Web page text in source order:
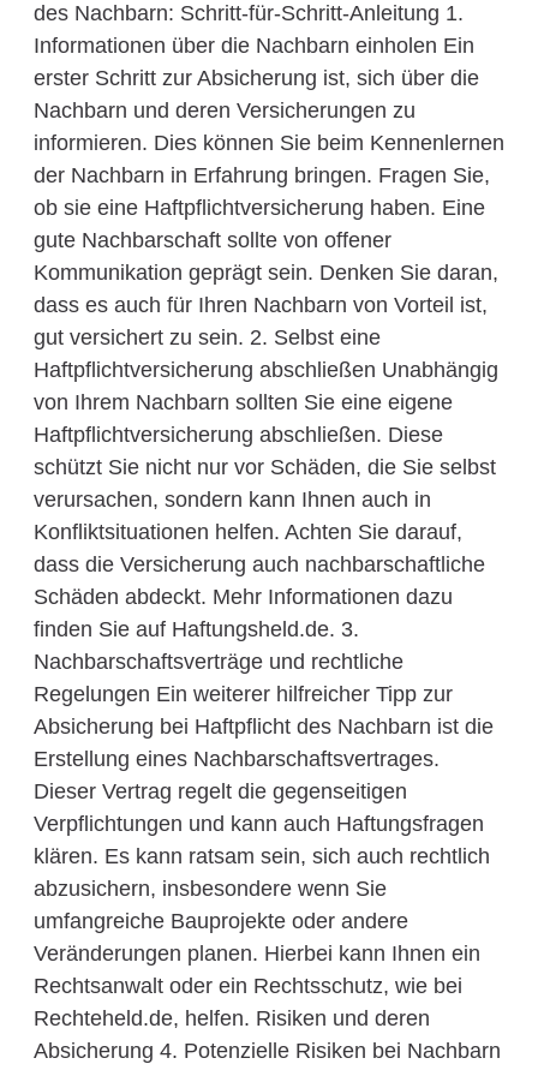
des Nachbarn: Schritt-für-Schritt-Anleitung 1.
Informationen über die Nachbarn einholen Ein
erster Schritt zur Absicherung ist, sich über die
Nachbarn und deren Versicherungen zu
informieren. Dies können Sie beim Kennenlernen
der Nachbarn in Erfahrung bringen. Fragen Sie,
ob sie eine Haftpflichtversicherung haben. Eine
gute Nachbarschaft sollte von offener
Kommunikation geprägt sein. Denken Sie daran,
dass es auch für Ihren Nachbarn von Vorteil ist,
gut versichert zu sein. 2. Selbst eine
Haftpflichtversicherung abschließen Unabhängig
von Ihrem Nachbarn sollten Sie eine eigene
Haftpflichtversicherung abschließen. Diese
schützt Sie nicht nur vor Schäden, die Sie selbst
verursachen, sondern kann Ihnen auch in
Konfliktsituationen helfen. Achten Sie darauf,
dass die Versicherung auch nachbarschaftliche
Schäden abdeckt. Mehr Informationen dazu
finden Sie auf Haftungsheld.de. 3.
Nachbarschaftsverträge und rechtliche
Regelungen Ein weiterer hilfreicher Tipp zur
Absicherung bei Haftpflicht des Nachbarn ist die
Erstellung eines Nachbarschaftsvertrages.
Dieser Vertrag regelt die gegenseitigen
Verpflichtungen und kann auch Haftungsfragen
klären. Es kann ratsam sein, sich auch rechtlich
abzusichern, insbesondere wenn Sie
umfangreiche Bauprojekte oder andere
Veränderungen planen. Hierbei kann Ihnen ein
Rechtsanwalt oder ein Rechtsschutz, wie bei
Rechteheld.de, helfen. Risiken und deren
Absicherung 4. Potenzielle Risiken bei Nachbarn